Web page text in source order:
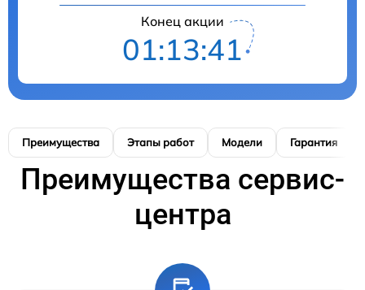
Конец акции
01:13:40
Преимущества Этапы работ Модели Гарантия
Преимущества сервис-
центра